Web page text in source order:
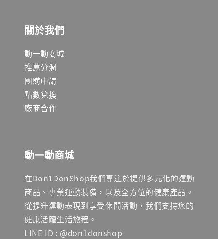
關於我們
動一動商城
推薦分潤
團購申請
點數兌換
廠商合作
動一動商城
在Don1DonShop我們專注於提供多元化的運動
商品、專業運動裝備，以及全方位的健康產品。
從提升運動表現到享受休閒活動，我們支持您的
健康活躍生活旅程。
LINE ID : @don1donshop